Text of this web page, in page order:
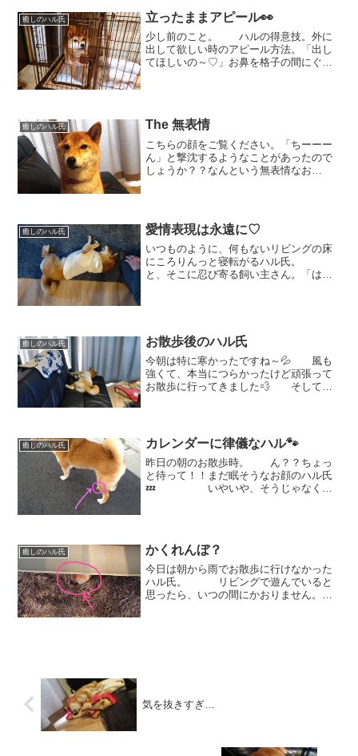
癒しのハル氏 立ったままアピール👀
少し前のこと。 ハルの得意技。外に
出して欲しい時のアピール方法。「出し
てほしいの～♡」お鼻を格子の間にぐい
癒しのハル氏 The 無表情
こちらの顔をご覧ください。「ちーーー
ん」と撃沈するようなことがあったので
しょうか？？なんという無表情なお
いるそんな気がするのですが。。...
癒しのハル氏 愛情表現は永遠に♡
いつものように、何もないリビングの床
にころりんっと寝転がるハル氏。
と、そこに忍び寄る飼い主さん。「はわ
癒しのハル氏 お散歩後のハル氏
今朝は特に寒かったですね～💦 風も
強くて、本当につらかったけど頑張って
お散歩に行ってきました💨 そして、
言っているようです(笑) ...
癒しのハル氏 カレンダーに律儀なハル🐾
昨日の朝のお散歩時。 ん？？ちょっ
と待って！！まだ眠そうなお顔のハル氏
💤 いやいや、そうじゃなく
癒しのハル氏 かくれんぼ？
今日は朝から雨でお散歩に行けなかった
ハル氏。 リビングで遊んでいると
思ったら、いつの間にかおりません。
気を抜きすぎ…